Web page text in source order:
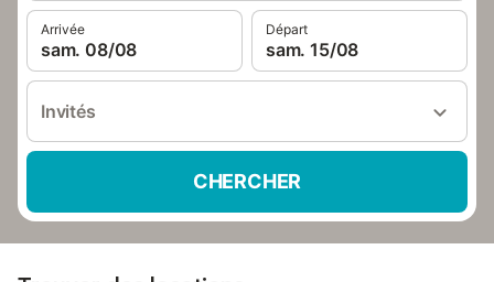
Arrivée
sam. 08/08
Départ
sam. 15/08
Invités
CHERCHER